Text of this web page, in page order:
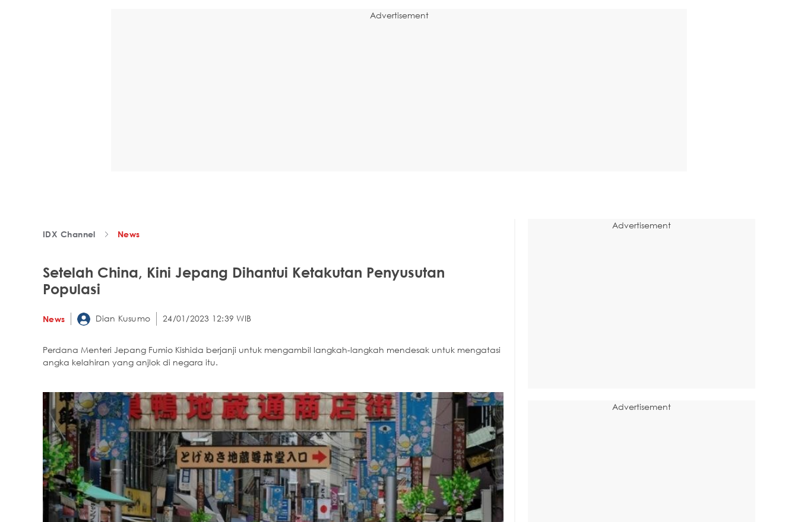
Advertisement
IDX Channel News
Setelah China, Kini Jepang Dihantui Ketakutan Penyusutan
Populasi
News Dian Kusumo 24/01/2023 12:39 WIB
Perdana Menteri Jepang Fumio Kishida berjanji untuk mengambil langkah-langkah mendesak untuk mengatasi
angka kelahiran yang anjlok di negara itu.
Advertisement
Advertisement